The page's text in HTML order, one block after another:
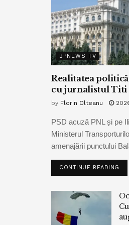
BPNEWS TV
Realitatea
cu jurnalistul Titi
by Florin Olteanu
PSD acuză PNL și pe
Ministerul
amenajării punctului
CONTINUE READING